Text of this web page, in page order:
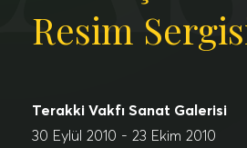
Resim
Terakki Vakfı Sanat Galerisi
30 Eylül 2010 - 23 Ekim 2010